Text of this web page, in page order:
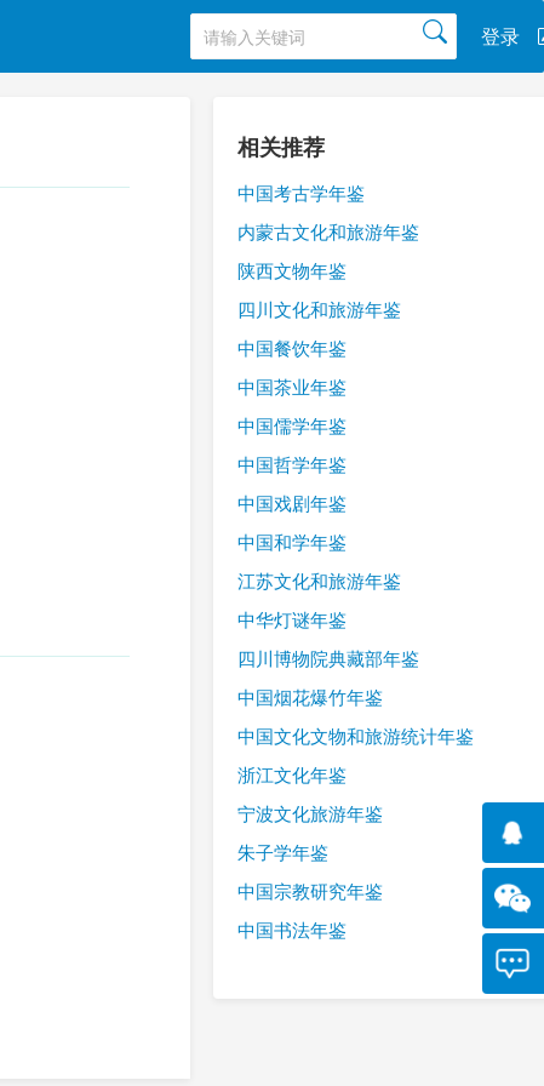
登录
相关推荐
中国考古学年鉴
内蒙古文化和旅游年鉴
陕西文物年鉴
四川文化和旅游年鉴
中国餐饮年鉴
中国茶业年鉴
中国儒学年鉴
中国哲学年鉴
中国戏剧年鉴
中国和学年鉴
江苏文化和旅游年鉴
中华灯谜年鉴
四川博物院典藏部年鉴
中国烟花爆竹年鉴
中国文化文物和旅游统计年鉴
浙江文化年鉴
宁波文化旅游年鉴
朱子学年鉴
中国宗教研究年鉴
中国书法年鉴